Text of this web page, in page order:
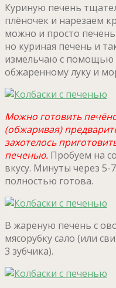
Куриную печень
плёночек и нарезаем
можно и просто печень
но куриная печень и
измельчаю с помощью
обжаренному луку и
Можно готовить
(обжаривая)
захотелось
печенью. Пробуем на
вкусу. Минуты через
полностью готова.
В жареную печень с
мясорубку сало (или
3 зубчика).